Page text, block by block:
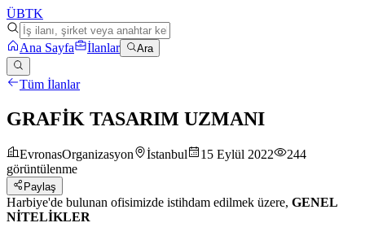
ÜBTK
Ana Sayfa İlanlar Ara
Tüm İlanlar
GRAFİK TASARIM UZMANI
EvronasOrganizasyon İstanbul 15 Eylül 2022
244
görüntülenme
Paylaş
Harbiye'de bulunan ofisimizde istihdam edilmek üzere, GENEL
NİTELİKLER